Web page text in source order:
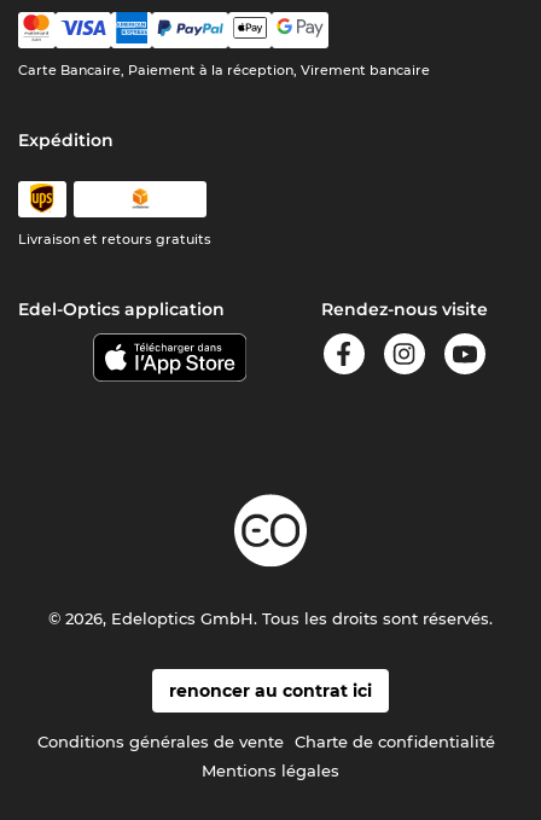
Carte Bancaire, Paiement à la réception, Virement bancaire
Expédition
Livraison et retours gratuits
Edel-Optics application Rendez-nous visite
renoncer au contrat ici
Conditions générales de vente Charte de confidentialité
Mentions légales
© 2026, Edeloptics GmbH. Tous les droits sont réservés.